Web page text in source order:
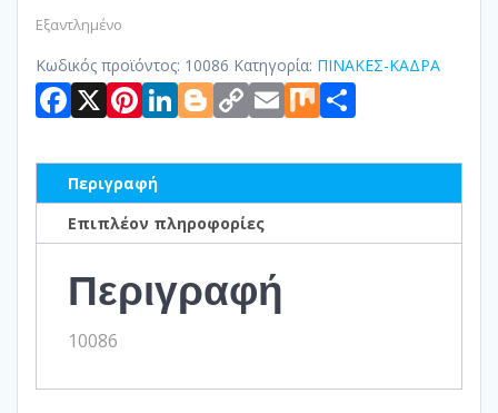
Εξαντλημένο
Κωδικός προϊόντος: 10086 Κατηγορία: ΠΙΝΑΚΕΣ-ΚΑΔΡΑ
Facebook
X Pinterest
LinkedIn
Blogger
Copy
Link
Email
Mix
Περιγραφή
Επιπλέον πληροφορίες
Περιγραφή
10086